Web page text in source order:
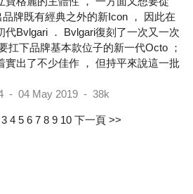
牌既有經典之外的新Icon ， 因此在
代Bvlgari ． Bvlgari復刻了一次又一次
扛下品牌基本款位子的新一代Octo ；
實出了不少佳作 ， 但持平來說這一批
- 04 May 2019 - 38k
3 4 5 6 7 8 9 10 下一頁 >>